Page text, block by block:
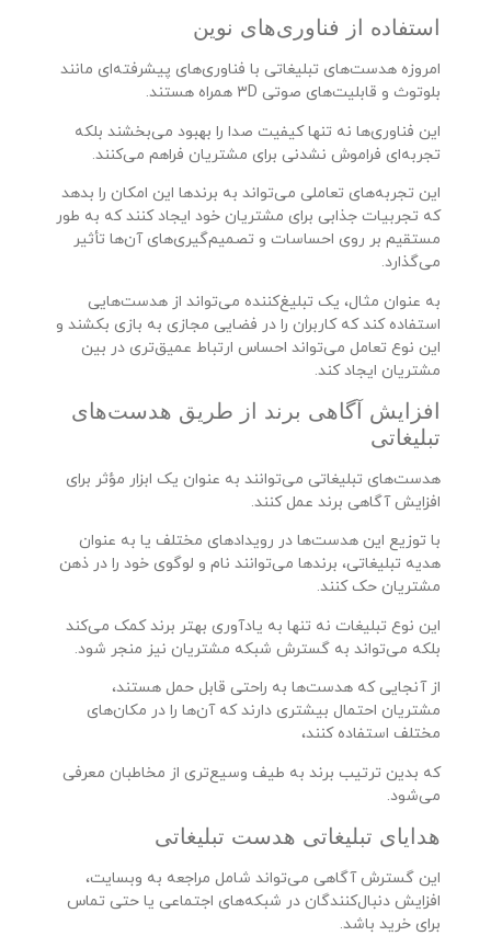
استفاده از فناوری‌های نوین
امروزه هدست‌های تبلیغاتی با فناوری‌های پیشرفته‌ای مانند
بلوتوث و قابلیت‌های صوتی ۳D همراه هستند.
این فناوری‌ها نه تنها کیفیت صدا را بهبود می‌بخشند بلکه
تجربه‌ای فراموش نشدنی برای مشتریان فراهم می‌کنند.
این تجربه‌های تعاملی می‌تواند به برندها این امکان را بدهد
که تجربیات جذابی برای مشتریان خود ایجاد کنند که به طور
مستقیم بر روی احساسات و تصمیم‌گیری‌های آن‌ها تأثیر
می‌گذارد.
به عنوان مثال، یک تبلیغ‌کننده می‌تواند از هدست‌هایی
استفاده کند که کاربران را در فضایی مجازی به بازی بکشند و
این نوع تعامل می‌تواند احساس ارتباط عمیق‌تری در بین
مشتریان ایجاد کند.
افزایش آگاهی برند از طریق هدست‌های
تبلیغاتی
هدست‌های تبلیغاتی می‌توانند به عنوان یک ابزار مؤثر برای
افزایش آگاهی برند عمل کنند.
با توزیع این هدست‌ها در رویدادهای مختلف یا به عنوان
هدیه تبلیغاتی، برندها می‌توانند نام و لوگوی خود را در ذهن
مشتریان حک کنند.
این نوع تبلیغات نه تنها به یادآوری بهتر برند کمک می‌کند
بلکه می‌تواند به گسترش شبکه مشتریان نیز منجر شود.
از آنجایی که هدست‌ها به راحتی قابل حمل هستند،
مشتریان احتمال بیشتری دارند که آن‌ها را در مکان‌های
مختلف استفاده کنند،
که بدین ترتیب برند به طیف وسیع‌تری از مخاطبان معرفی
می‌شود.
هدایای تبلیغاتی هدست تبلیغاتی
این گسترش آگاهی می‌تواند شامل مراجعه به وبسایت،
افزایش دنبال‌کنندگان در شبکه‌های اجتماعی یا حتی تماس
برای خرید باشد.